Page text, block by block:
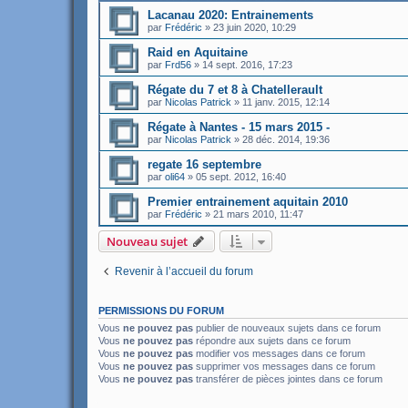
Lacanau 2020: Entrainements
par Frédéric » 23 juin 2020, 10:29
Raid en Aquitaine
par Frd56 » 14 sept. 2016, 17:23
Régate du 7 et 8 à Chatellerault
par Nicolas Patrick » 11 janv. 2015, 12:14
Régate à Nantes - 15 mars 2015 -
par Nicolas Patrick » 28 déc. 2014, 19:36
regate 16 septembre
par oli64 » 05 sept. 2012, 16:40
Premier entrainement aquitain 2010
par Frédéric » 21 mars 2010, 11:47
Nouveau sujet
Revenir à l’accueil du forum
PERMISSIONS DU FORUM
Vous ne pouvez pas publier de nouveaux sujets dans ce forum
Vous ne pouvez pas répondre aux sujets dans ce forum
Vous ne pouvez pas modifier vos messages dans ce forum
Vous ne pouvez pas supprimer vos messages dans ce forum
Vous ne pouvez pas transférer de pièces jointes dans ce forum